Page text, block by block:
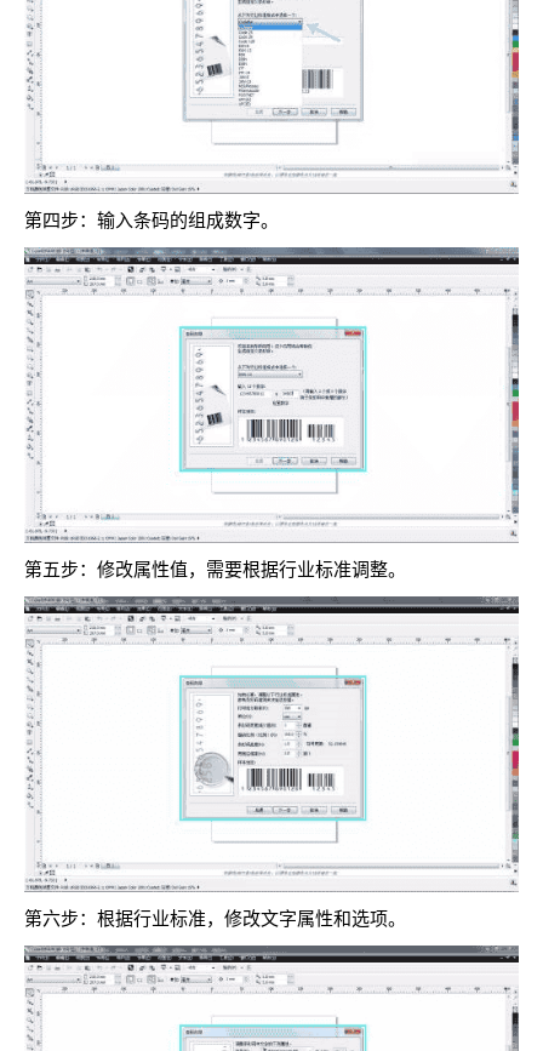
第四步：输入条码的组成数字。
第五步：修改属性值，需要根据行业标准调整。
第六步：根据行业标准，修改文字属性和选项。